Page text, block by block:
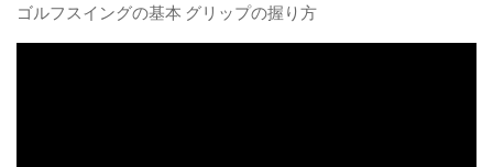
ゴルフスイングの基本 グリップの握り方